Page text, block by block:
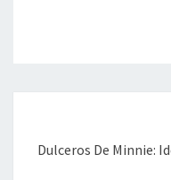
entradas
Dulceros De Minnie: